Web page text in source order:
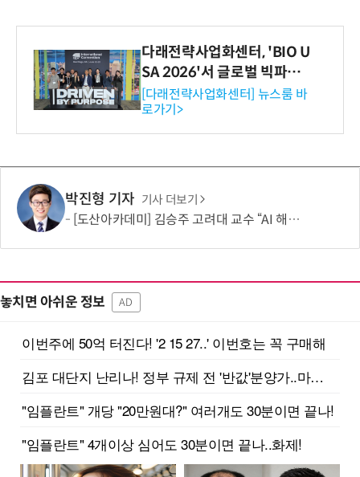
다래전략사업화센터, 'BIO U
SA 2026'서 글로벌 빅파마
와의 비즈니스 미팅 지원…K
-바이오 해외 진출 교두보 확
보
[다래전략사업화센터] 뉴스룸 바
로가기>
박진형 기자 기사 더보기
[도산아카데미] 김승주 고려대 교수 “AI 해킹은 AI로 막아야…망분리 정책 바꿔야”
놓치면 아쉬운 정보 AD